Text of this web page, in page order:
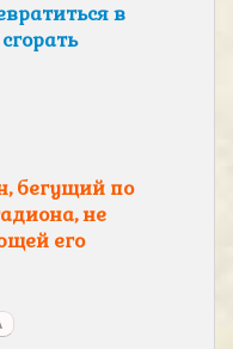
в
бегущий по
не
его